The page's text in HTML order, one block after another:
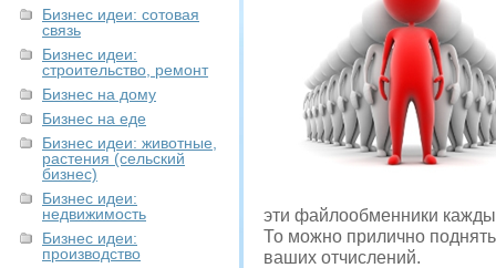
Бизнес идеи: сотовая
связь
Бизнес идеи:
строительство, ремонт
Бизнес на дому
Бизнес на еде
Бизнес идеи: животные,
растения (сельский
бизнес)
Бизнес идеи:
недвижимость
Бизнес идеи:
производство
эти файлообменники
То можно прилично
ваших отчислений.